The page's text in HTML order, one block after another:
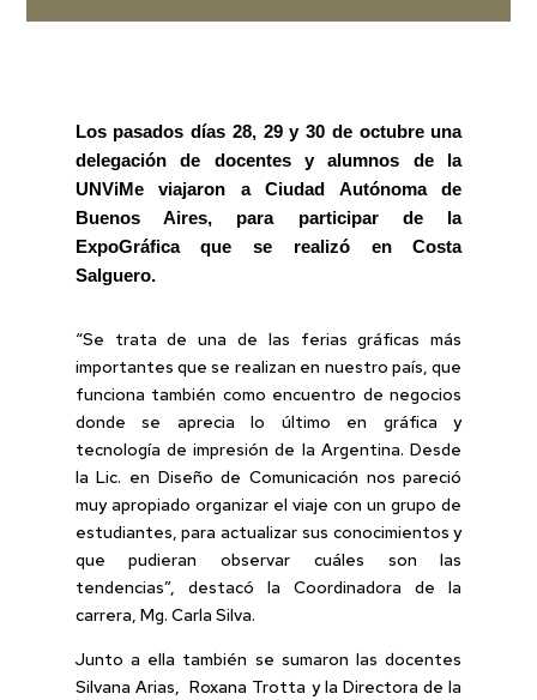
Los pasados días 28, 29 y 30 de octubre una
delegación de docentes y alumnos de la
UNViMe viajaron a Ciudad Autónoma de
Buenos Aires, para participar de la
ExpoGráfica que se realizó en Costa
Salguero.
“Se trata de una de las ferias gráficas más
importantes que se realizan en nuestro país, que
funciona también como encuentro de negocios
donde se aprecia lo último en gráfica y
tecnología de impresión de la Argentina. Desde
la Lic. en Diseño de Comunicación nos pareció
muy apropiado organizar el viaje con un grupo de
estudiantes, para actualizar sus conocimientos y
que pudieran observar cuáles son las
tendencias”, destacó la Coordinadora de la
carrera, Mg. Carla Silva.
Junto a ella también se sumaron las docentes
Silvana Arias, Roxana Trotta y la Directora de la